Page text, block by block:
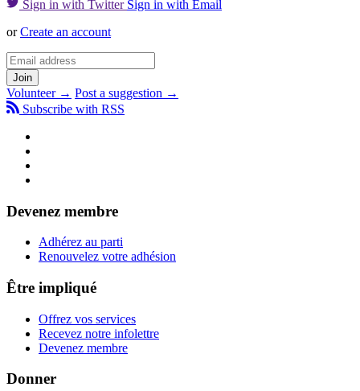
Sign in with Twitter Sign in with Email
orCreate an account
Volunteer → Post a suggestion →
Subscribe with RSS
Devenez membre
Adhérez au parti
Renouvelez votre adhésion
Être impliqué
Offrez vos services
Recevez notre infolettre
Devenez membre
Donner